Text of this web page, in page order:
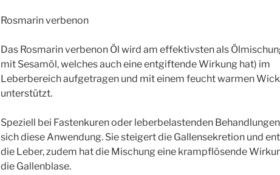
Rosmarin verbenon
Das Rosmarin verbenon Öl wird am effektivsten als
mit Sesamöl, welches auch eine entgiftende Wirkung hat) im
Leberbereich aufgetragen und mit einem feucht warmen
unterstützt.
Speziell bei Fastenkuren oder leberbelastenden
sich diese Anwendung. Sie steigert die Gallensekretion und
die Leber, zudem hat die Mischung eine krampflösende
die Gallenblase.